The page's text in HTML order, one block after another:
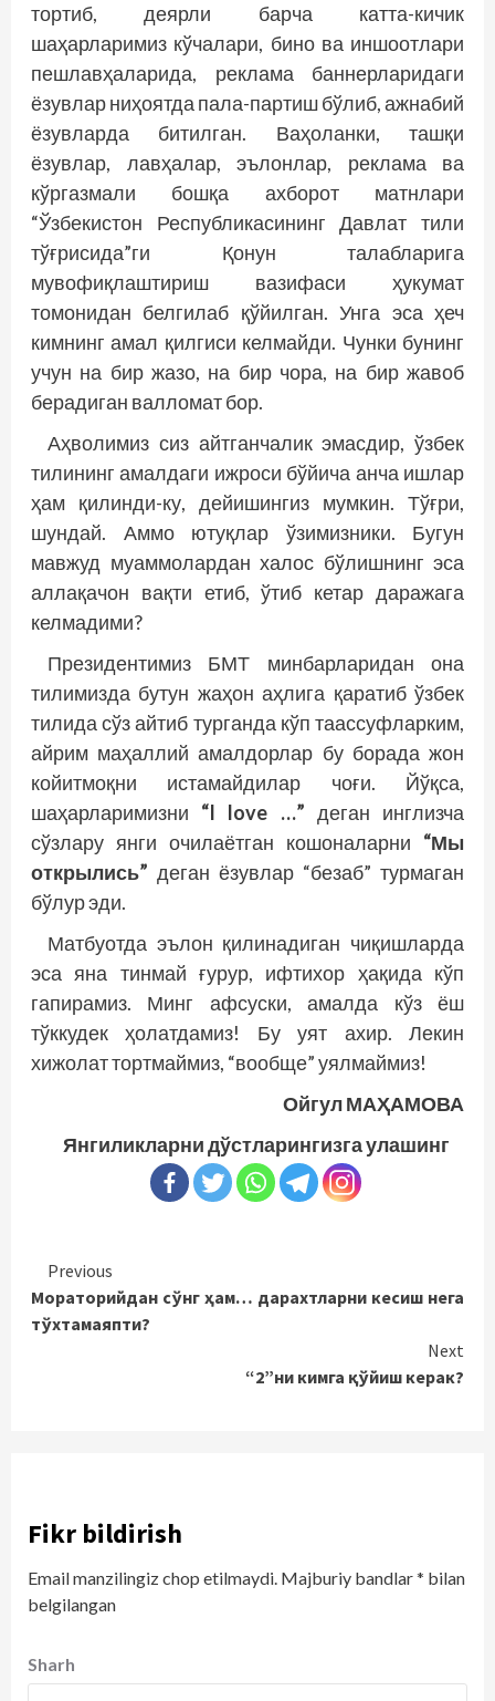
тортиб, деярли барча катта-кичик
шаҳарларимиз кўчалари, бино ва иншоотлари
пеш­лавҳаларида, реклама баннерларидаги
ёзувлар ниҳоятда пала-партиш бўлиб, ажнабий
ёзувларда битилган. Ваҳоланки, ташқи
ёзувлар, лавҳалар, эълонлар, реклама ва
кўргазмали бошқа ахборот матнлари
“Ўзбекистон Республикасининг Давлат тили
тўғрисида”ги Қонун талабларига
мувофиқлаштириш вазифаси ҳукумат
томонидан белгилаб қўйилган. Унга эса ҳеч
кимнинг амал қилгиси келмайди. Чунки бунинг
учун на бир жазо, на бир чора, на бир жавоб
берадиган валломат бор.
Аҳволимиз сиз айтганчалик эмасдир, ўзбек
тилининг амалдаги ижроси бўйича анча ишлар
ҳам қилинди-ку, дейишингиз мумкин. Тўғри,
шундай. Аммо ютуқлар ўзимизники. Бугун
мавжуд муаммолардан халос бўлишнинг эса
аллақачон вақти етиб, ўтиб кетар даражага
келмадими?
Президентимиз БМТ минбарларидан она
тилимизда бутун жаҳон аҳлига қаратиб ўзбек
тилида сўз айтиб турганда кўп таассуфларким,
айрим маҳаллий амалдорлар бу борада жон
койитмоқни истамайдилар чоғи. Йўқса,
шаҳарларимизни “I love …” деган инглизча
сўзлару янги очилаётган кошоналарни “Мы
открылись” деган ёзувлар “безаб” турмаган
бўлур эди.
Матбуотда эълон қилинадиган чиқишларда
эса яна тинмай ғурур, ифтихор ҳақида кўп
гапирамиз. Минг афсуски, амалда кўз ёш
тўккудек ҳолатдамиз! Бу уят ахир. Лекин
хижолат тортмаймиз, “вообще” уялмаймиз!
Ойгул МАҲАМОВА
Янгиликларни дўстларингизга улашинг
Continue
Reading
Previous
Мораторийдан сўнг ҳам… дарахтларни кесиш нега
тўхтамаяпти?
Next
“2”ни кимга қўйиш керак?
Fikr bildirish
Email manzilingiz chop etilmaydi. Majburiy bandlar* bilan
belgilangan
Sharh